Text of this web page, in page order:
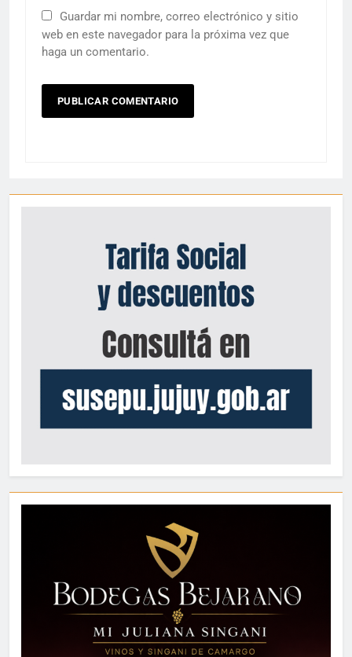
Guardar mi nombre, correo electrónico y sitio
web en este navegador para la próxima vez que
haga un comentario.